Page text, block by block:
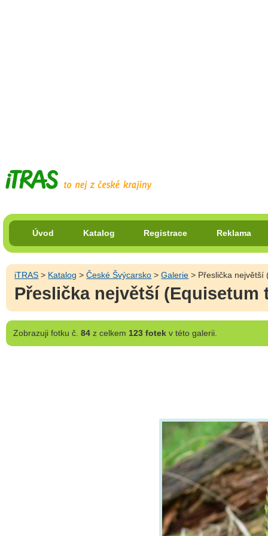
Úvod Katalog Registrace Reklama
iTRAS > Katalog >České Švýcarsko >Galerie > Přeslička největší
Přeslička největší (Equisetum
Zobrazujifotku č. 84z celkem 123 fotekv této galerii.